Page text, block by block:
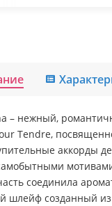
– нежный,
Tendre,
аккорды
соединила
шлейф созданный из